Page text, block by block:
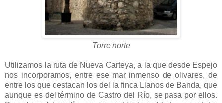
Torre norte
Utilizamos la ruta de Nueva Carteya, a la que desde Espejo
nos incorporamos, entre ese mar inmenso de olivares, de
entre los que destacan los del la finca Llanos de Banda, que
aunque es del término de Castro del Río, se pasa por ellos.